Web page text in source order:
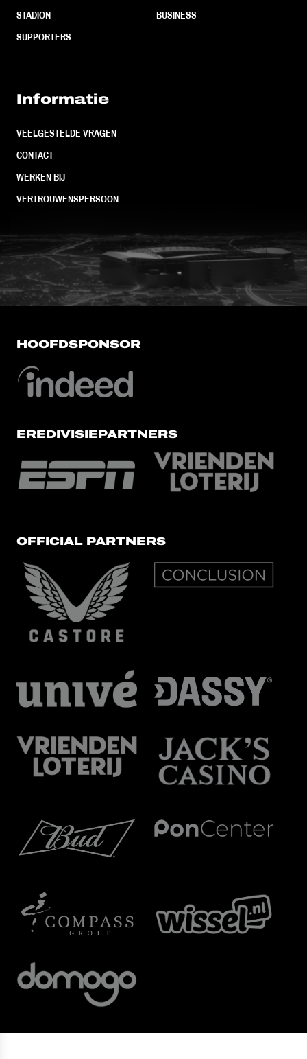
STADION
SUPPORTERS
BUSINESS
Informatie
VEELGESTELDE VRAGEN
CONTACT
WERKEN BIJ
VERTROUWENSPERSOON
FC Utrecht<br>vanuit<br>het
HOOFDSPONSOR
EREDIVISIEPARTNERS
OFFICIAL PARTNERS